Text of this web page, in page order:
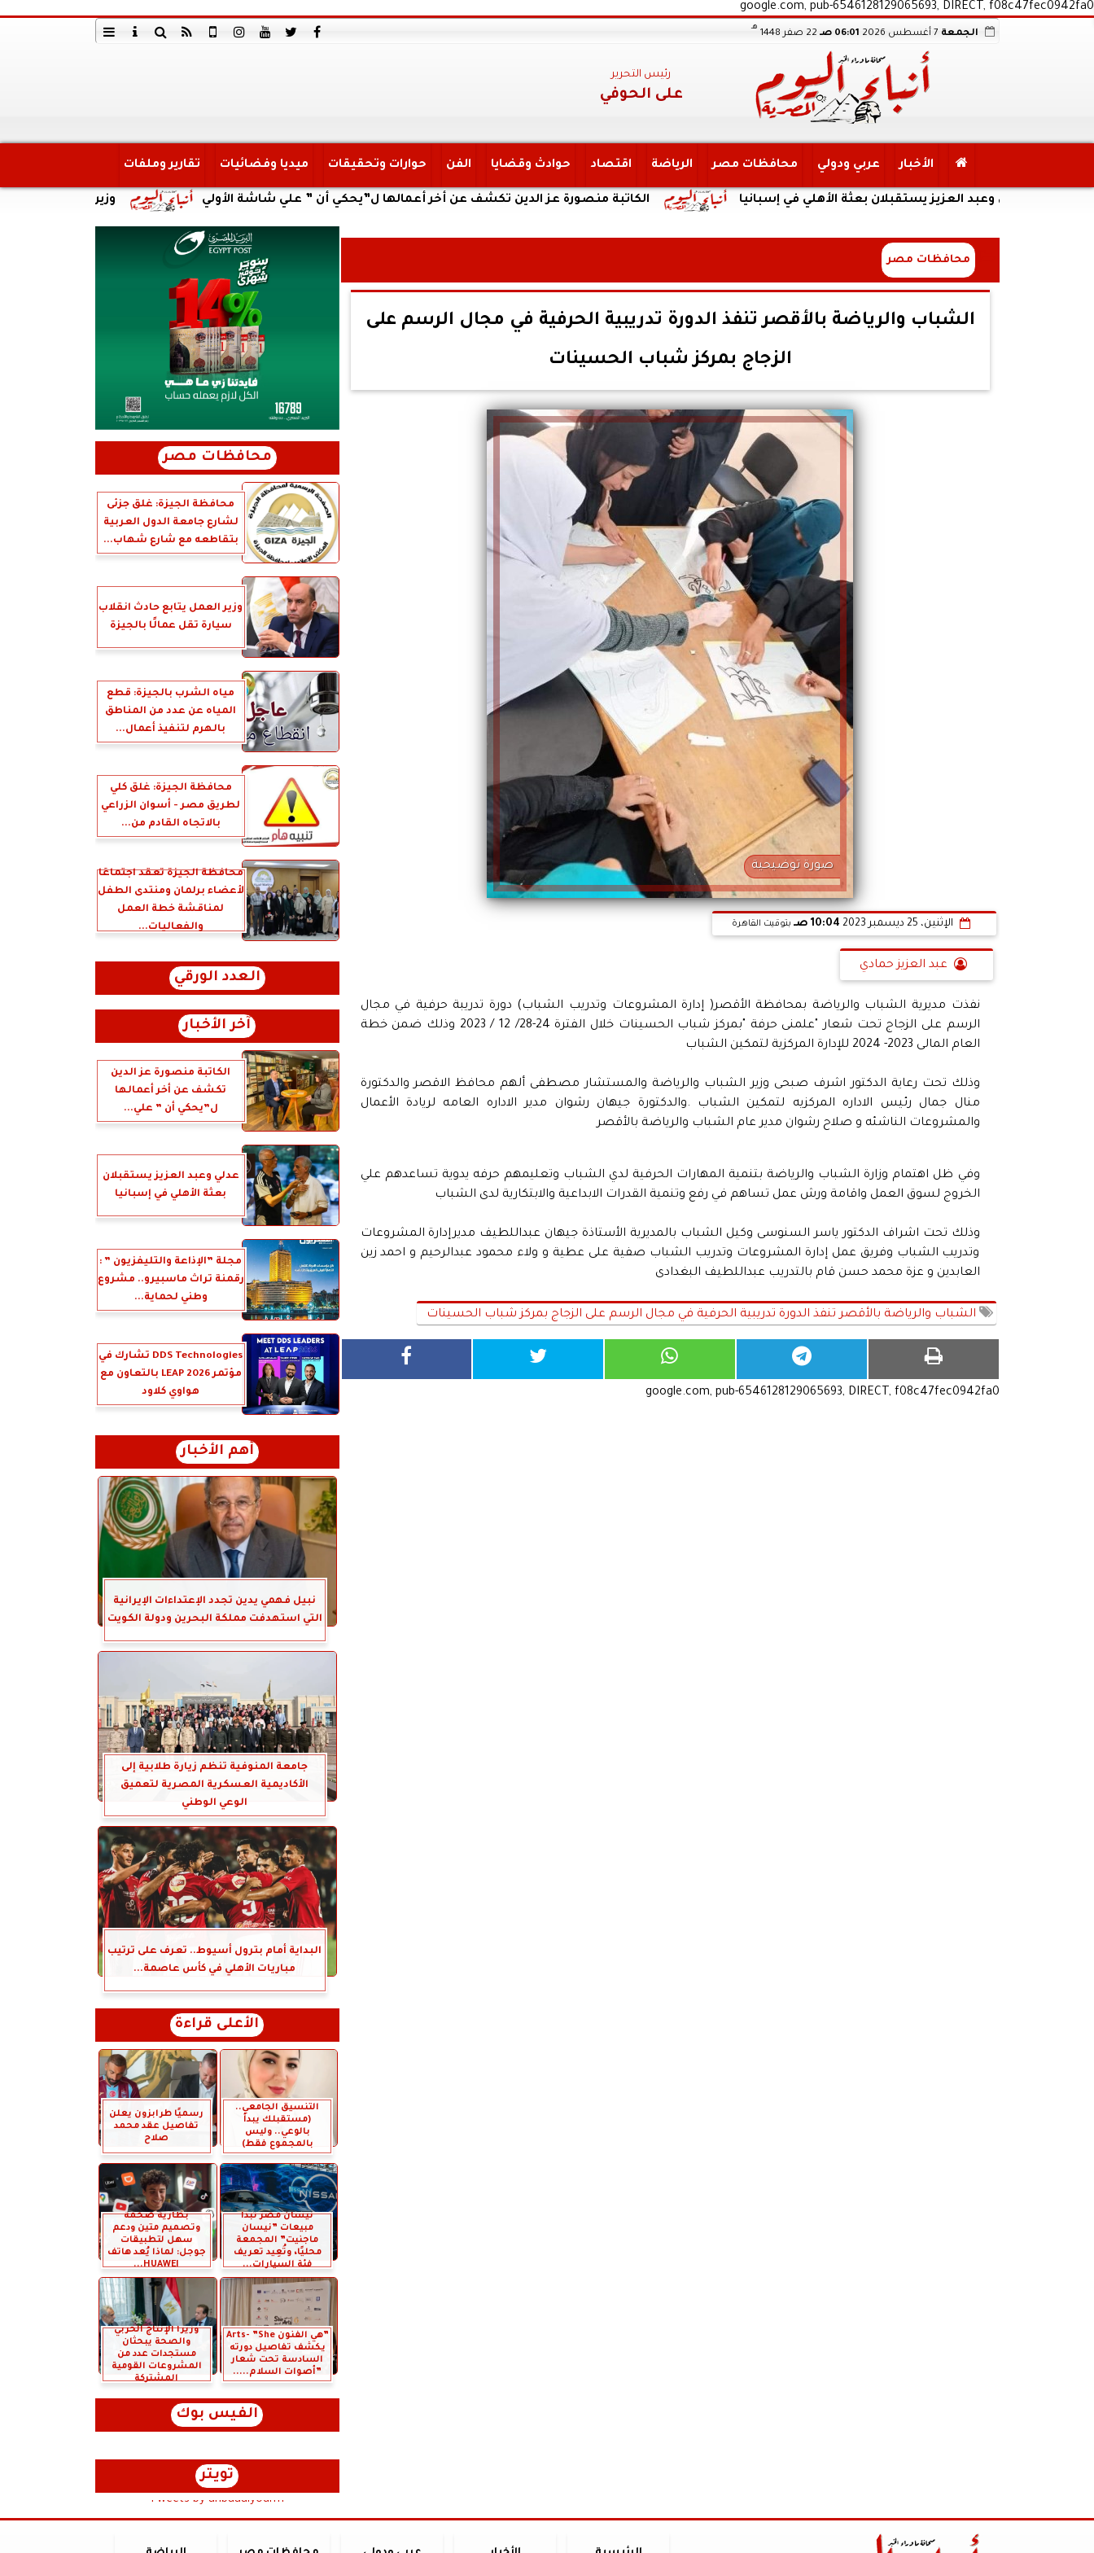
google.com, pub-6546128129065693, DIRECT, f08c47fec0942fa0
الجمعة 06:01 صـ 22 صفر 1448
هـ
رئيس التحرير
على الحوفي
الأخبار عربي ودولي محافظات مصر الرياضة اقتصاد حوادث وقضايا الفن حوارات وتحقيقات ميديا وفضائيات تقارير وملفات
وزير العمل يتابع حادث انقلاب الكاتبة منصورة عز الدين تكشف عن أخر أعمالها ل”يحكي أن ” علي شاشة الأولي عدلي وعبد العزيز يستقبلان بعثة الأهلي في إسبانيا
محافظات مصر
الشباب والرياضة بالأقصر تنفذ الدورة تدريبية الحرفية في مجال الرسم على
الزجاج بمركز شباب الحسينات
صورة توضيحية
الإثنين، 25 ديسمبر 2023 10:04 صـ بتوقيت القاهرة
عبد العزيز حمادي
نفذت مديرية الشباب والرياضة بمحافظة الأقصر( إدارة المشروعات وتدريب الشباب) دورة تدريبة حرفية في مجال
الرسم على الزجاج تحت شعار "علمنى حرفة "بمركز شباب الحسينات خلال الفترة 24-28/ 12 / 2023 وذلك ضمن خطة
العام المالى 2023- 2024 للإدارة المركزية لتمكين الشباب
وذلك تحت رعاية الدكتور اشرف صبحى وزير الشباب والرياضة والمستشار مصطفى ألهم محافظ الاقصر والدكتورة
منال جمال رئيس الاداره المركزيه لتمكين الشباب .والدكتورة جيهان رشوان مدير الاداره العامه لريادة الأعمال
والمشروعات الناشئه و صلاح رشوان مدير عام الشباب والرياضة بالأقصر
وفي ظل اهتمام وزارة الشباب والرياضة بتنمية المهارات الحرفية لدي الشباب وتعليمهم حرفه يدوية تساعدهم علي
الخروج لسوق العمل واقامة ورش عمل تساهم في رفع وتنمية القدرات الابداعية والابتكارية لدى الشباب
وذلك تحت اشراف الدكتور ياسر السنوسى وكيل الشباب بالمديرية الأستاذة جيهان عبداللطيف مديرإدارة المشروعات
وتدريب الشباب وفريق عمل إدارة المشروعات وتدريب الشباب صفية على عطية و ولاء محمود عبدالرحيم و احمد زين
العابدين و عزة محمد حسن قام بالتدريب عبداللطيف البغدادى
الشباب والرياضة بالأقصر تنفذ الدورة تدريبية الحرفية في مجال الرسم على الزجاج بمركز شباب الحسينات
google.com, pub-6546128129065693, DIRECT, f08c47fec0942fa0
محافظات مصر
محافظة الجيزة: غلق جزئى
لشارع جامعة الدول العربية
بتقاطعه مع شارع شهاب...
وزير العمل يتابع حادث انقلاب
سيارة تقل عمالًا بالجيزة
مياه الشرب بالجيزة: قطع
المياه عن عدد من المناطق
بالهرم لتنفيذ أعمال...
محافظة الجيزة: غلق كلي
لطريق مصر - أسوان الزراعي
بالاتجاه القادم من...
محافظة الجيزة تعقد اجتماعًا
لأعضاء برلمان ومنتدى الطفل
لمناقشة خطة العمل
والفعاليات...
العدد الورقي
آخر الأخبار
الكاتبة منصورة عز الدين
تكشف عن أخر أعمالها
ل”يحكي أن ” علي...
عدلي وعبد العزيز يستقبلان
بعثة الأهلي في إسبانيا
مجلة ”الإذاعة والتليفزيون ” :
رقمنة تراث ماسبيرو.. مشروع
وطني لحماية...
DDS Technologies تشارك في
مؤتمر LEAP 2026 بالتعاون مع
هواوي كلاود
أهم الأخبار
نبيل فهمي يدين تجدد الإعتداءات الإيرانية
التي استهدفت مملكة البحرين ودولة الكويت
جامعة المنوفية تنظم زيارة طلابية إلى
الأكاديمية العسكرية المصرية لتعميق
الوعي الوطني
البداية أمام بترول أسيوط.. تعرف على ترتيب
مباريات الأهلي في كأس عاصمة...
الأعلى قراءة
التنسيق الجامعي..
(مستقبلك يبدأ
بالوعي.. وليس
بالمجموع فقط)
رسميًا طرابزون يعلن
تفاصيل عقد محمد
صلاح
نيسان مصر تبدأ
مبيعات ”نيسان
ماجنيت” المجمعة
محليًا، وتُعِيد تعريف
فئة السيارات...
بطارية ضخمة
وتصميم متين ودعم
سهل لتطبيقات
جوجل: لماذا يُعد هاتف
HUAWEI...
”هي الفنون Arts- ”She
يكشف تفاصيل دورته
السادسة تحت شعار
”أصوات السلام.....
وزيرا الإنتاج الحربي
والصحة يبحثان
مستجدات عدد من
المشروعات القومية
المشتركة
الفيس بوك
تويتر
Tweets by anbaaalyoum1